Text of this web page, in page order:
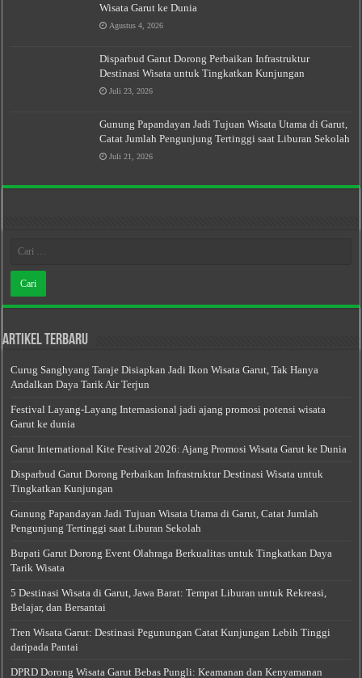
Wisata Garut ke Dunia
Agustus 4, 2026
Disparbud Garut Dorong Perbaikan Infrastruktur
Destinasi Wisata untuk Tingkatkan Kunjungan
Juli 23, 2026
Gunung Papandayan Jadi Tujuan Wisata Utama di Garut,
Catat Jumlah Pengunjung Tertinggi saat Liburan Sekolah
Juli 21, 2026
Artikel Terbaru
Curug Sanghyang Taraje Disiapkan Jadi Ikon Wisata Garut, Tak Hanya
Andalkan Daya Tarik Air Terjun
Festival Layang-Layang Internasional jadi ajang promosi potensi wisata
Garut ke dunia
Garut International Kite Festival 2026: Ajang Promosi Wisata Garut ke Dunia
Disparbud Garut Dorong Perbaikan Infrastruktur Destinasi Wisata untuk
Tingkatkan Kunjungan
Gunung Papandayan Jadi Tujuan Wisata Utama di Garut, Catat Jumlah
Pengunjung Tertinggi saat Liburan Sekolah
Bupati Garut Dorong Event Olahraga Berkualitas untuk Tingkatkan Daya
Tarik Wisata
5 Destinasi Wisata di Garut, Jawa Barat: Tempat Liburan untuk Rekreasi,
Belajar, dan Bersantai
Tren Wisata Garut: Destinasi Pegunungan Catat Kunjungan Lebih Tinggi
daripada Pantai
DPRD Dorong Wisata Garut Bebas Pungli: Keamanan dan Kenyamanan